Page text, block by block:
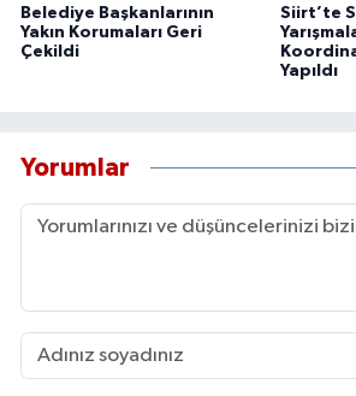
Belediye Başkanlarının
Yakın Korumaları Geri
Çekildi
Siirt’te
Yapıldı
Yorumlar